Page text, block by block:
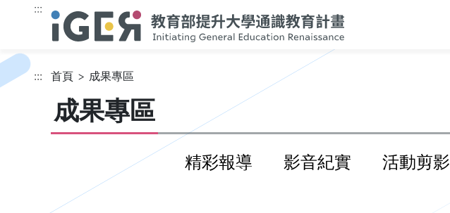
跳到主要內容
:::
::: 首頁
成果專區
成果專區
精彩報導 影音紀實 活動剪影